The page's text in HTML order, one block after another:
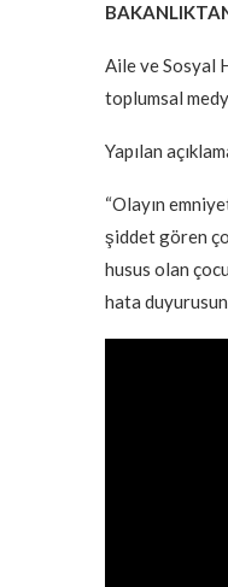
Aile ve Sosyal
toplumsal
Yapılan
“Olayın
şiddet gören
husus olan
hata